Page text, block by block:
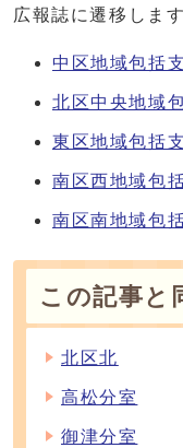
広報誌に遷移します
中区地域包括
北区中央地域
東区地域包括
南区西地域包
南区南地域包
この記事と
北区北
高松分室
御津分室